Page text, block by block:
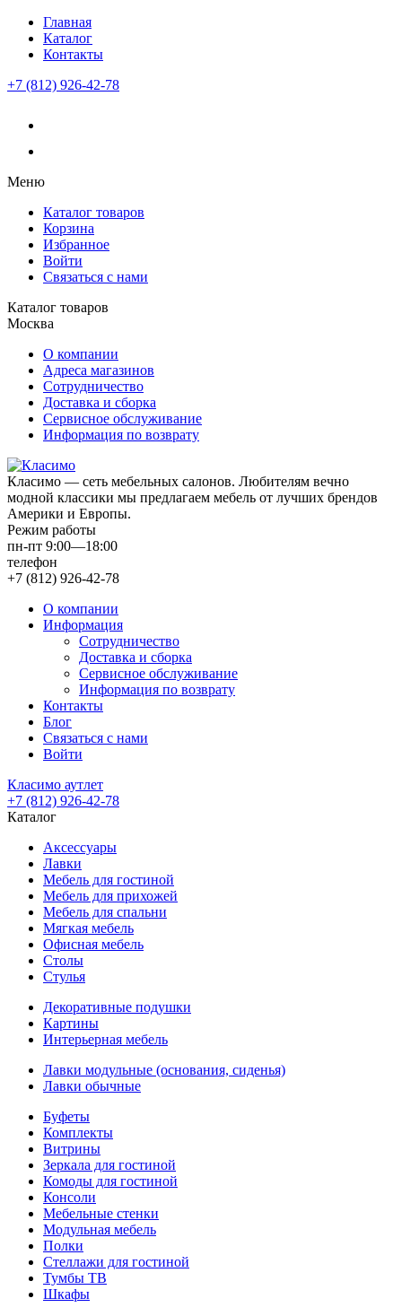
Главная
Каталог
Контакты
+7 (812) 926-42-78
Меню
Каталог товаров
Корзина
Избранное
Войти
Связаться с нами
Каталог товаров
Москва
О компании
Адреса магазинов
Сотрудничество
Доставка и сборка
Сервисное обслуживание
Информация по возврату
Класимо — cеть мебельных салонов. Любителям вечно
модной классики мы предлагаем мебель от лучших брендов
Америки и Европы.
Режим работы
пн-пт 9:00—18:00
телефон
+7 (812) 926-42-78
О компании
Информация
Сотрудничество
Доставка и сборка
Сервисное обслуживание
Информация по возврату
Контакты
Блог
Связаться с нами
Войти
Класимо аутлет
+7 (812) 926-42-78
Каталог
Аксессуары
Лавки
Мебель для гостиной
Мебель для прихожей
Мебель для спальни
Мягкая мебель
Офисная мебель
Столы
Стулья
Декоративные подушки
Картины
Интерьерная мебель
Лавки модульные (основания, сиденья)
Лавки обычные
Буфеты
Комплекты
Витрины
Зеркала для гостиной
Комоды для гостиной
Консоли
Мебельные стенки
Модульная мебель
Полки
Стеллажи для гостиной
Тумбы ТВ
Шкафы